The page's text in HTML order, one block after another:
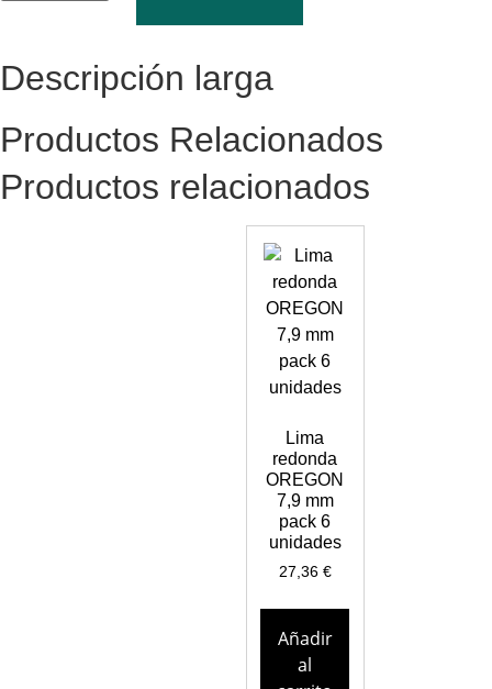
Descripción larga
Productos Relacionados
Productos relacionados
Lima
redonda
OREGON
7,9 mm
pack 6
unidades
27,36 €
Añadir
al